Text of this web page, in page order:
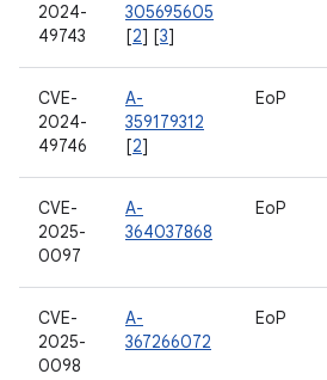
2024-
49743
305695605
[2] [3]
CVE-
2024-
49746
A-
359179312
[2]
EoP
CVE-
2025-
0097
A-
364037868
EoP
CVE-
2025-
0098
A-
367266072
EoP